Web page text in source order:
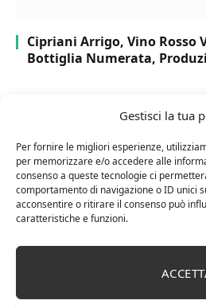
Gestisci la tua
Per fornire le migliori esperienze,
per memorizzare e/o accedere alle
consenso a queste tecnologie ci
comportamento di navigazione o ID unici
acconsentire o ritirare il consenso può
caratteristiche e funzioni.
Cipriani Arrigo, Vino Rosso
Bottiglia Numerata,
Chanson Pere & Fils –
(box 3 x 0,75l) Mr. Vino